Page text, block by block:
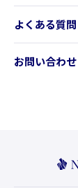
よくある質問
お問い合わせ